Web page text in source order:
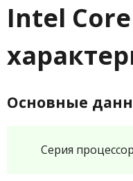
Intel
Основные
Серия